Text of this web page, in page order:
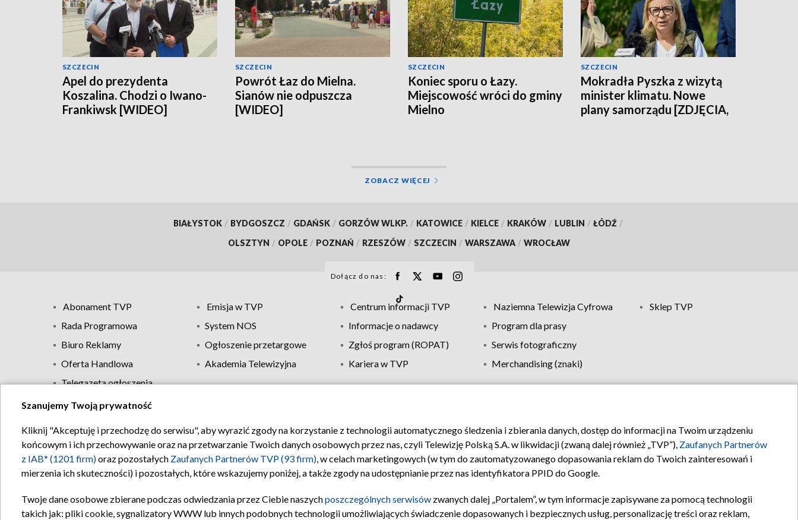
SZCZECIN
Apel do prezydenta
Koszalina. Chodzi o Iwano-
Frankiwsk [WIDEO]
SZCZECIN
Powrót Łaz do Mielna.
Sianów nie odpuszcza
[WIDEO]
SZCZECIN
Koniec sporu o Łazy.
Miejscowość wróci do gminy
Mielno
SZCZECIN
Mokradła Pyszka z wizytą
minister klimatu. Nowe
plany samorządu [ZDJĘCIA,
ZOBACZ WIĘCEJ
BIAŁYSTOK / BYDGOSZCZ / GDAŃSK / GORZÓW WLKP. / KATOWICE / KIELCE / KRAKÓW / LUBLIN / ŁÓDŹ /
OLSZTYN / OPOLE / POZNAŃ / RZESZÓW / SZCZECIN / WARSZAWA / WROCŁAW
Dołącz do nas:
Abonament TVP Emisja w TVP Centrum informacji TVP Naziemna Telewizja Cyfrowa
Sklep TVP
Rada Programowa
System NOS Informacje o nadawcy
Program dla prasy
Biuro Reklamy
Ogłoszenie przetargowe Zgłoś program (ROPAT)
Serwis fotograficzny
Oferta Handlowa
Akademia Telewizyjna Kariera w TVP
Merchandising (znaki)
Telegazeta ogłoszenia
Regulamin TVP Polityka prywatności Moje zgody Pomoc Biuro reklamy Kontakt
Szanujemy Twoją prywatność
Kliknij "Akceptuję i przechodzę do serwisu", aby wyrazić zgody na korzystanie z technologii automatycznego śledzenia i zbierania danych, dostęp do informacji na Twoim urządzeniu
końcowym i ich przechowywanie oraz na przetwarzanie Twoich danych osobowych przez nas, czyli Telewizję Polską S.A. w likwidacji (zwaną dalej również „TVP”), Zaufanych Partnerów
z IAB* (1201 firm)oraz pozostałych Zaufanych Partnerów TVP (93 firm), w celach marketingowych (w tym do zautomatyzowanego dopasowania reklam do Twoich zainteresowań i
mierzenia ich skuteczności) i pozostałych, które wskazujemy poniżej, a także zgody na udostępnianie przez nas identyfikatora PPID do Google.
Twoje dane osobowe zbierane podczas odwiedzania przez Ciebie naszychposzczególnych serwisów zwanych dalej „Portalem”, w tym informacje zapisywane za pomocą technologii
takich jak: pliki cookie, sygnalizatory WWW lub innych podobnych technologii umożliwiających świadczenie dopasowanych i bezpiecznych usług, personalizację treści oraz reklam,